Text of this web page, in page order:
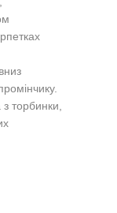
торбинки,